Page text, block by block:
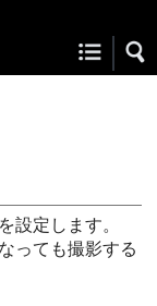
設定します。
っても撮影する